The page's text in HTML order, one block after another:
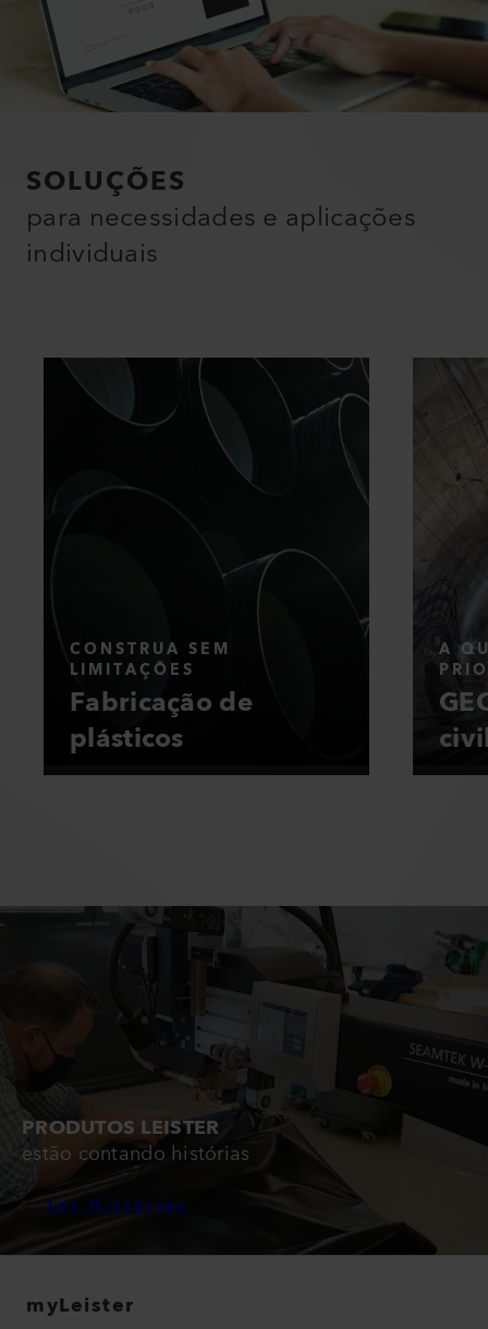
SOLUÇÕES
para necessidades e aplicações
individuais
CONSTRUA SEM
LIMITAÇÕES
Fabricação de
plásticos
A
PRODUTOS LEISTER
estão contando histórias
Ler Histórias
myLeister